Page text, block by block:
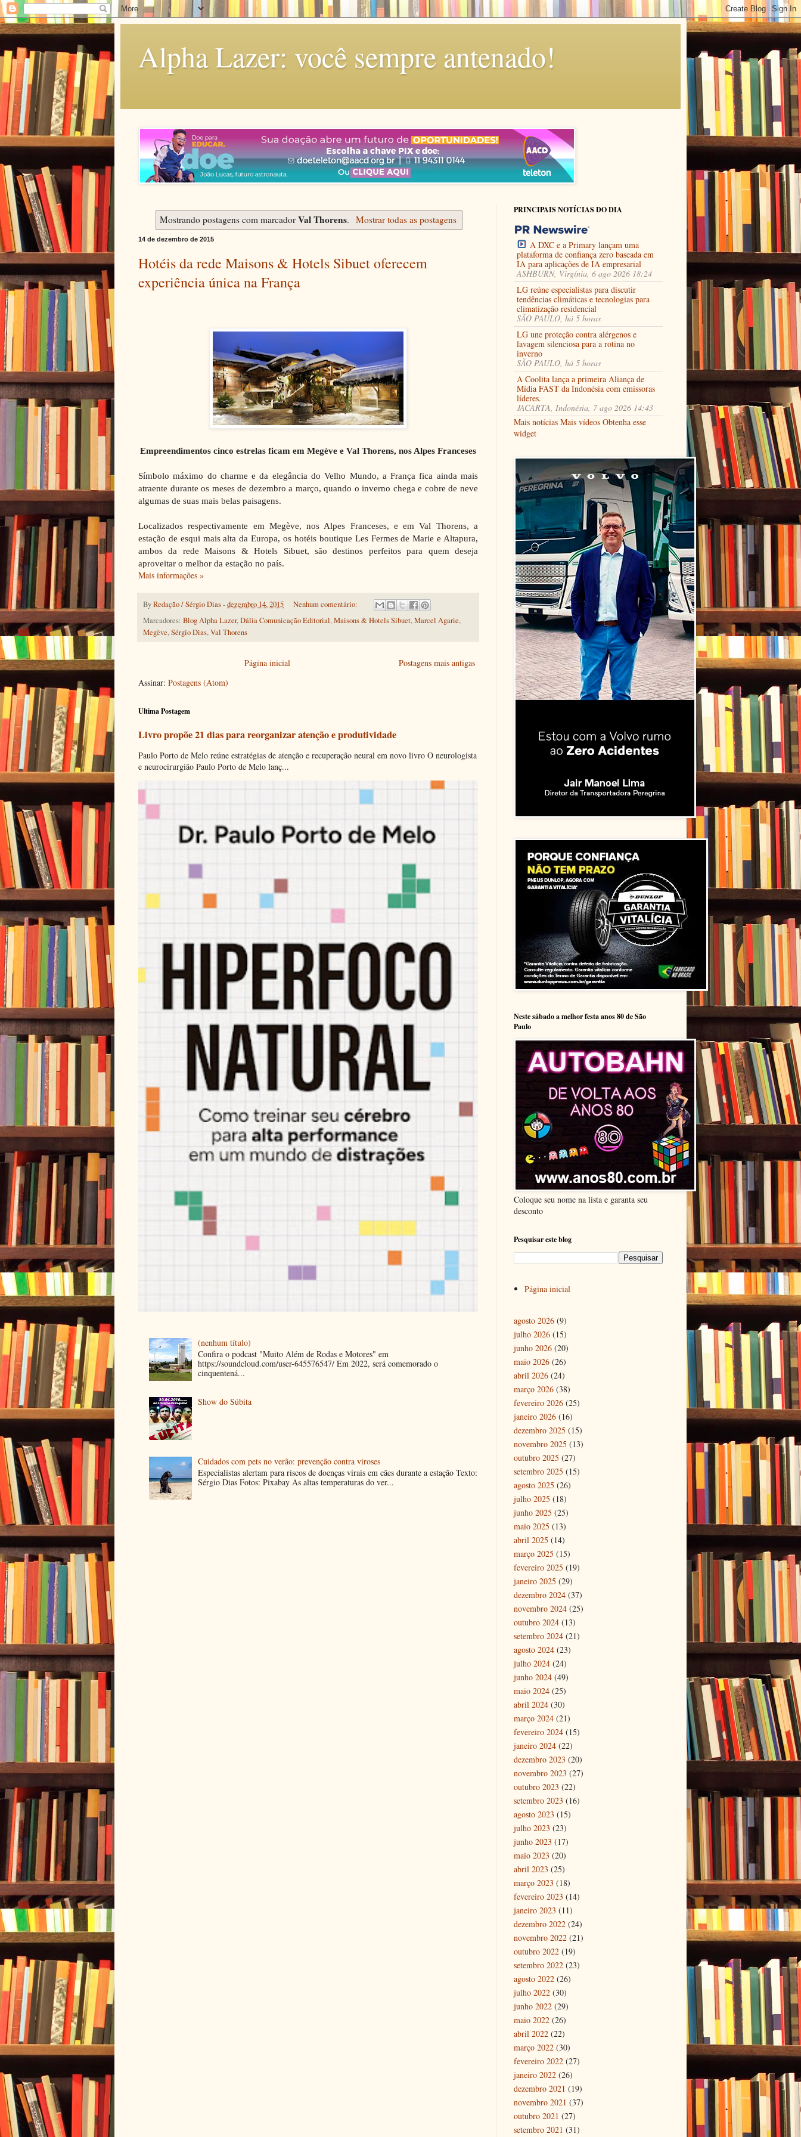
Alpha Lazer: você sempre antenado!
Mostrando postagens com marcadorVal Thorens. Mostrar todas as postagens
14 de dezembro de 2015
Hotéis da rede Maisons & Hotels Sibuet oferecem
experiência única na França
Empreendimentos cinco estrelas ficam em Megève e Val Thorens, nos Alpes Franceses
Símbolo máximo do charme e da elegância do Velho Mundo, a França fica ainda mais
atraente durante os meses de dezembro a março, quando o inverno chega e cobre de neve
algumas de suas mais belas paisagens.
Localizados respectivamente em Megève, nos Alpes Franceses, e em Val Thorens, a
estação de esqui mais alta da Europa, os hotéis boutique Les Fermes de Marie e Altapura,
ambos da rede Maisons & Hotels Sibuet, são destinos perfeitos para quem deseja
aproveitar o melhor da estação no país.
Mais informações »
ByRedação / Sérgio Dias-dezembro 14, 2015
Nenhum comentário:
Marcadores: Blog Alpha Lazer,Dália Comunicação Editorial,Maisons & Hotels Sibuet,Marcel Agarie,
Megève,Sérgio Dias,Val Thorens
Postagens mais antigas
Página inicial
Assinar: Postagens (Atom)
Ultima Postagem
Livro propõe 21 dias para reorganizar atenção e produtividade
Paulo Porto de Melo reúne estratégias de atenção e recuperação neural em novo livro O neurologista
e neurocirurgião Paulo Porto de Melo lanç...
(nenhum título)
Confira o podcast "Muito Além de Rodas e Motores" em
https://soundcloud.com/user-645576547/ Em 2022, será comemorado o
cinquentená...
Show do Súbita
Cuidados com pets no verão: prevenção contra viroses
Especialistas alertam para riscos de doenças virais em cães durante a estação Texto:
Sérgio Dias Fotos: Pixabay As altas temperaturas do ver...
PRINCIPAIS NOTÍCIAS DO DIA
A DXC e a Primary lançam uma
plataforma de confiança zero baseada em
IA para aplicações de IA empresarial
ASHBURN, Virgínia, 6 ago 2026 18:24
LG reúne especialistas para discutir
tendências climáticas e tecnologias para
climatização residencial
SÃO PAULO, há 5 horas
LG une proteção contra alérgenos e
lavagem silenciosa para a rotina no
inverno
SÃO PAULO, há 5 horas
A Coolita lança a primeira Aliança de
Mídia FAST da Indonésia com emissoras
líderes.
JACARTA, Indonésia, 7 ago 2026 14:43
Mais notícias Mais vídeos Obtenha esse
widget
Neste sábado a melhor festa anos 80 de São
Paulo
Coloque seu nome na lista e garanta seu
desconto
Pesquisar este blog
Página inicial
agosto 2026 (9)
julho 2026 (15)
junho 2026 (20)
maio 2026 (26)
abril 2026 (24)
março 2026 (38)
fevereiro 2026 (25)
janeiro 2026 (16)
dezembro 2025 (15)
novembro 2025 (13)
outubro 2025 (27)
setembro 2025 (15)
agosto 2025 (26)
julho 2025 (18)
junho 2025 (25)
maio 2025 (13)
abril 2025 (14)
março 2025 (15)
fevereiro 2025 (19)
janeiro 2025 (29)
dezembro 2024 (37)
novembro 2024 (25)
outubro 2024 (13)
setembro 2024 (21)
agosto 2024 (23)
julho 2024 (24)
junho 2024 (49)
maio 2024 (25)
abril 2024 (30)
março 2024 (21)
fevereiro 2024 (15)
janeiro 2024 (22)
dezembro 2023 (20)
novembro 2023 (27)
outubro 2023 (22)
setembro 2023 (16)
agosto 2023 (15)
julho 2023 (23)
junho 2023 (17)
maio 2023 (20)
abril 2023 (25)
março 2023 (18)
fevereiro 2023 (14)
janeiro 2023 (11)
dezembro 2022 (24)
novembro 2022 (21)
outubro 2022 (19)
setembro 2022 (23)
agosto 2022 (26)
julho 2022 (30)
junho 2022 (29)
maio 2022 (26)
abril 2022 (22)
março 2022 (30)
fevereiro 2022 (27)
janeiro 2022 (26)
dezembro 2021 (19)
novembro 2021 (37)
outubro 2021 (27)
setembro 2021 (31)